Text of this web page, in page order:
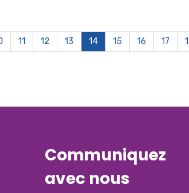
11 12 13 14 15 16 17
Communiquez
avec nous